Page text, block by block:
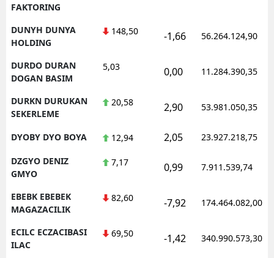
FAKTORING
DUNYH DUNYA
HOLDING
148,50 -1,66 56.264.124,90
DURDO DURAN
DOGAN BASIM
5,03 0,00 11.284.390,35
DURKN DURUKAN
SEKERLEME
20,58 2,90 53.981.050,35
DYOBY DYO BOYA 12,94 2,05 23.927.218,75
DZGYO DENIZ
GMYO
7,17 0,99 7.911.539,74
EBEBK EBEBEK
MAGAZACILIK
82,60 -7,92 174.464.082,00
ECILC ECZACIBASI
ILAC
69,50 -1,42 340.990.573,30